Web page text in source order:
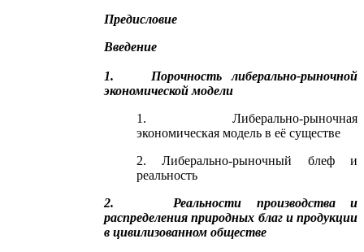
Предисловие
Введение
1. Порочность либерально-рыночной
экономической модели
1. Либерально-рыночная
экономическая модель в её существе
2. Либерально-рыночный блеф и
реальность
2. Реальности производства и
распределения природных благ и продукции
в цивилизованном обществе